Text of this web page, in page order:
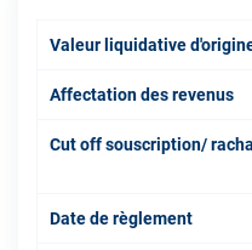
Valeur liquidative
Affectation des revenus
Cut off souscription/
Date de règlement